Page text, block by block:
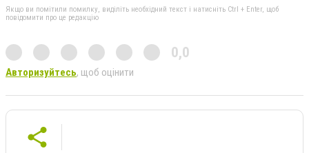
Якщо ви помітили помилку, виділіть необхідний текст і натисніть Ctrl + Enter, щоб
повідомити про це редакцію
0,0
Авторизуйтесь, щоб оцінити